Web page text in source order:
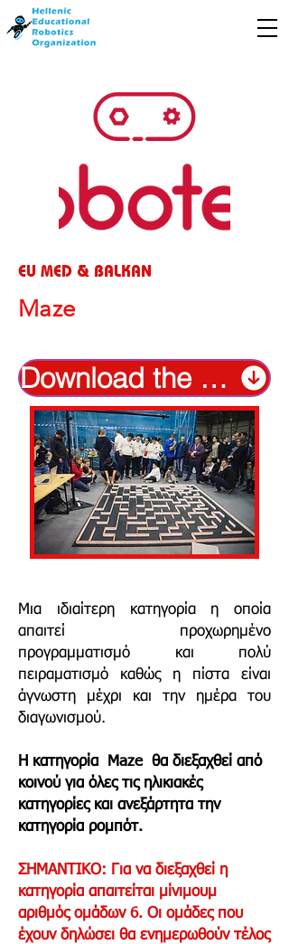
EU MED & BALKAN
Maze
Download the rules in English language
Μια ιδιαίτερη κατηγορία η οποία
απαιτεί προχωρημένο
προγραμματισμό και πολύ
πειραματισμό καθώς η πίστα είναι
άγνωστη μέχρι και την ημέρα του
διαγωνισμού.
Η κατηγορία Maze θα διεξαχθεί από
κοινού για όλες τις ηλικιακές
κατηγορίες και ανεξάρτητα την
κατηγορία ρομπότ.
ΣΗΜΑΝΤΙΚΟ: Για να διεξαχθεί η
κατηγορία απαιτείται μίνιμουμ
αριθμός ομάδων 6. Οι ομάδες που
έχουν δηλώσει θα ενημερωθούν τέλος